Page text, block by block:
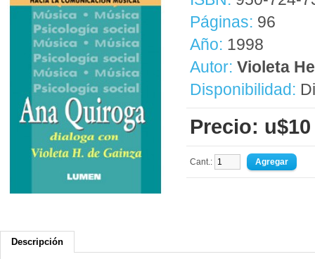
Páginas: 96
Año: 1998
Autor: Violeta
Disponibilidad:
Precio: u$10
Cant.:
Descripción